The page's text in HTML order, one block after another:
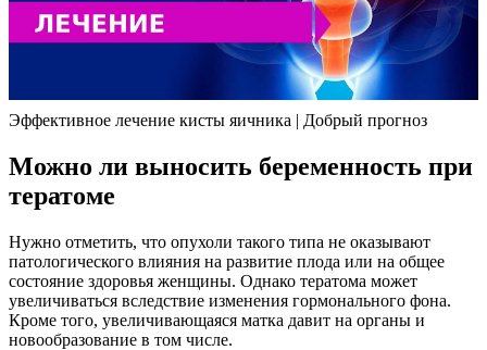
Эффективное лечение кисты яичника | Добрый прогноз
Можно ли выносить беременность при
тератоме
Нужно отметить, что опухоли такого типа не оказывают
патологического влияния на развитие плода или на общее
состояние здоровья женщины. Однако тератома может
увеличиваться вследствие изменения гормонального фона.
Кроме того, увеличивающаяся матка давит на органы и
новообразование в том числе.